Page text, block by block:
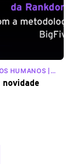
HUMANOS |